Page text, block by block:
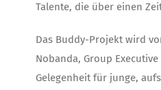
Talente, die über einen
Das Buddy-Projekt wird
Nobanda, Group
Gelegenheit für junge,